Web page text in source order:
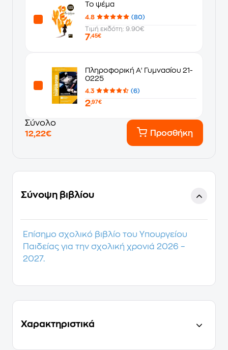
Το ψέμα
4.8
(80)
Τιμή εκδότη: 9.90€
7,45€
Πληροφορική Α' Γυμνασίου 21-
0225
4.3 (6)
2,97€
Σύνολο
12,22€
Προσθήκη
Σύνοψη βιβλίου
Επίσημο σχολικό βιβλίο του Υπουργείου
Παιδείας για την σχολική χρονιά 2026 –
2027.
Χαρακτηριστικά